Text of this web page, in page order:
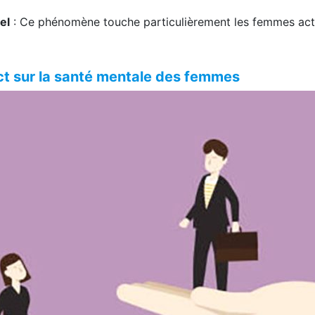
: Ce phénomène touche particulièrement les femmes
sur la santé mentale des femmes